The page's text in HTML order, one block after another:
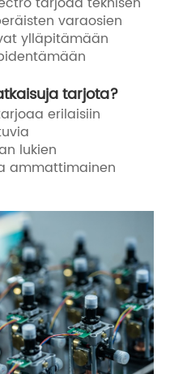
varaosien
ylläpitämään
tarjota?
erilaisiin
lukien
ammattimainen